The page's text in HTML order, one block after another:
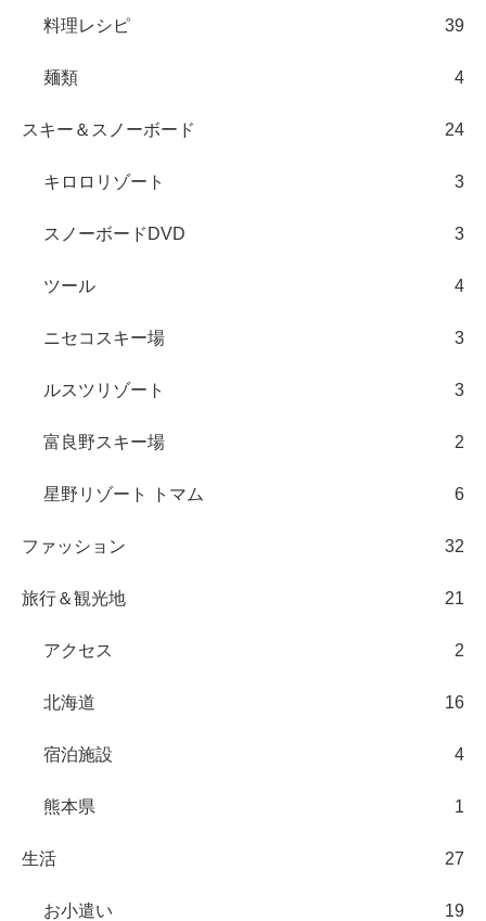
料理レシピ 39
麺類 4
スキー＆スノーボード 24
キロロリゾート 3
スノーボードDVD 3
ツール 4
ニセコスキー場 3
ルスツリゾート 3
富良野スキー場 2
星野リゾート トマム 6
ファッション 32
旅行＆観光地 21
アクセス 2
北海道 16
宿泊施設 4
熊本県 1
生活 27
お小遣い 19